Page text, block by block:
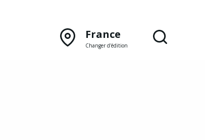
France
Changer d'édition